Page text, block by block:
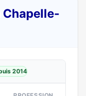
Chapelle-
2014